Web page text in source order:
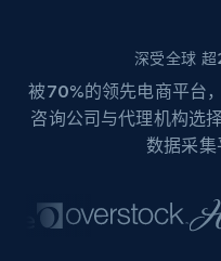
深受全球
被70%的领先电商平台
咨询公司与代理机构选
数据采集